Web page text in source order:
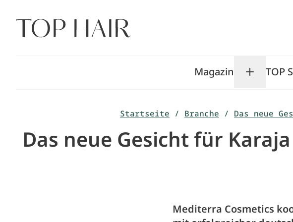
Inhalt
springen
Magazin Toggle
TOP
Startseite / Branche / Das neue
Das neue Gesicht für
Mediterra Cosmetics